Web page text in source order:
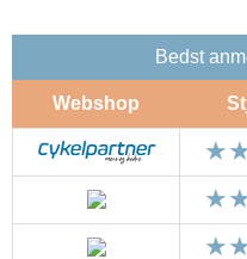
Bedst
Webshop